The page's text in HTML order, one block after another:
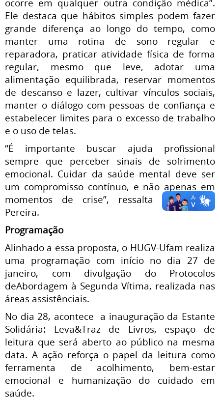
ocorre em qualquer outra condição médica”.
Ele destaca que hábitos simples podem fazer
grande diferença ao longo do tempo, como
manter uma rotina de sono regular e
reparadora, praticar atividade física de forma
regular, mesmo que leve, adotar uma
alimentação equilibrada, reservar momentos
de descanso e lazer, cultivar vínculos sociais,
manter o diálogo com pessoas de confiança e
estabelecer limites para o excesso de trabalho
e o uso de telas.
“É importante buscar ajuda profissional
sempre que perceber sinais de sofrimento
emocional. Cuidar da saúde mental deve ser
um compromisso contínuo, e não apenas em
momentos de crise”, ressalta Gnutzmann
Pereira.
Programação
Alinhado a essa proposta, o HUGV-Ufam realiza
uma programação com início no dia 27 de
janeiro, com divulgação do Protocolos
deAbordagem à Segunda Vítima, realizada nas
áreas assistênciais.
No dia 28, acontece a inauguração da Estante
Solidária: Leva&Traz de Livros, espaço de
leitura que será aberto ao público na mesma
data. A ação reforça o papel da leitura como
ferramenta de acolhimento, bem-estar
emocional e humanização do cuidado em
saúde.